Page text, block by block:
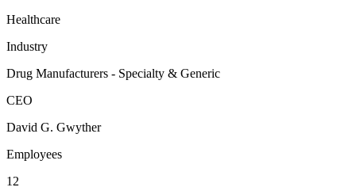
Healthcare
Industry
Drug Manufacturers - Specialty & Generic
CEO
David G. Gwyther
Employees
12